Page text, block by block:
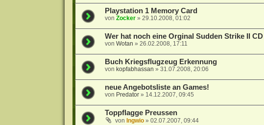
Playstation 1 Memory Card
von Zocker» 29.10.2008, 01:02
Wer hat noch eine Orginal Sudden Strike II CD
von Wotan » 26.02.2008, 17:11
Buch Kriegsflugzeug Erkennung
von kopfabhassan » 31.07.2008, 20:06
neue Angebotsliste an Games!
von Predator» 14.12.2007, 09:45
Toppflagge Preussen
von Ingwio» 02.07.2007, 09:44